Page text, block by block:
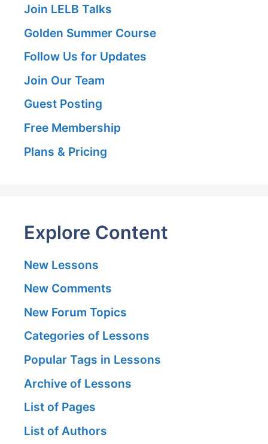
Join LELB Talks
Golden Summer Course
Follow Us for Updates
Join Our Team
Guest Posting
Free Membership
Plans & Pricing
Explore Content
New Lessons
New Comments
New Forum Topics
Categories of Lessons
Popular Tags in Lessons
Archive of Lessons
List of Pages
List of Authors